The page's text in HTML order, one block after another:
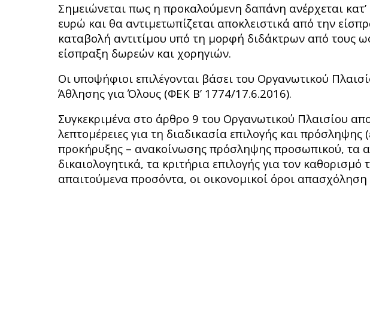
Σημειώνεται πως η προκαλούμενη δαπάνη ανέρχεται
ευρώ και θα αντιμετωπίζεται αποκλειστικά από την
καταβολή αντιτίμου υπό τη μορφή διδάκτρων από τους
είσπραξη δωρεών και χορηγιών.
Οι υποψήφιοι επιλέγονται βάσει του Οργανωτικού
Άθλησης για Όλους (ΦΕΚ Β’ 1774/17.6.2016).
Συγκεκριμένα στο άρθρο 9 του Οργανωτικού Πλαισίου
λεπτομέρειες για τη διαδικασία επιλογής και πρόσληψης
προκήρυξης – ανακοίνωσης πρόσληψης προσωπικού, τα
δικαιολογητικά, τα κριτήρια επιλογής για τον καθορισμό
απαιτούμενα προσόντα, οι οικονομικοί όροι απασχόληση